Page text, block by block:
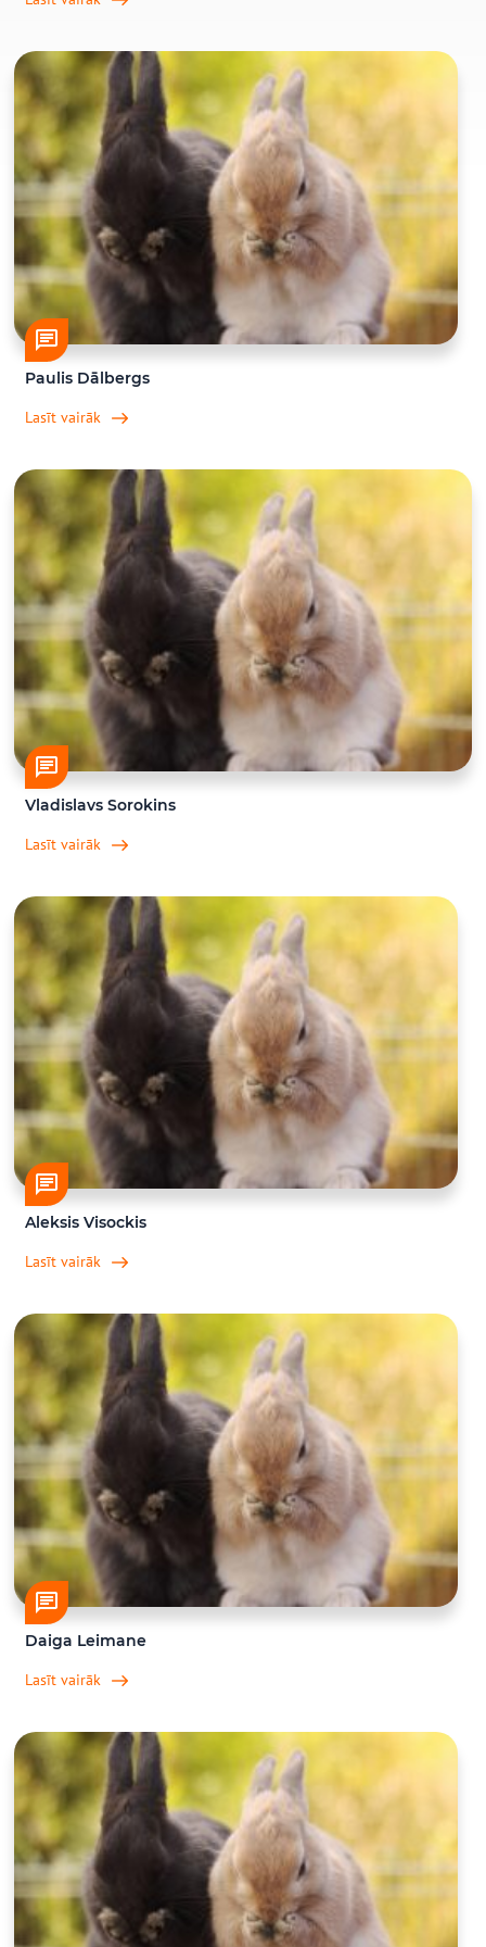
Paulis Dālbergs
Lasīt vairāk
Vladislavs Sorokins
Lasīt vairāk
Aleksis Visockis
Lasīt vairāk
Daiga Leimane
Lasīt vairāk